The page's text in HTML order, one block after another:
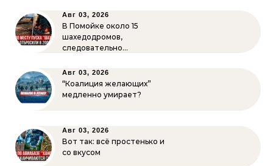
Авг 03, 2026
В Помойке около 15
шахедодромов,
следовательно…
Авг 03, 2026
“Коалиция желающих”
медленно умирает?
Авг 03, 2026
Вот так: всё простенько и
со вкусом